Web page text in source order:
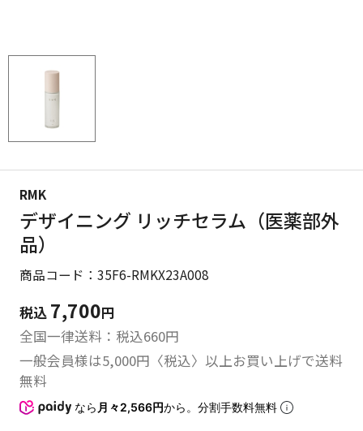
RMK
デザイニング リッチセラム（医薬部外
品）
商品コード：35F6-RMKX23A008
税込 7,700円
全国一律送料：税込660円
一般会員様は5,000円〈税込〉以上お買い上げで送料
無料
なら 月々2,566円から。分割手数料無料